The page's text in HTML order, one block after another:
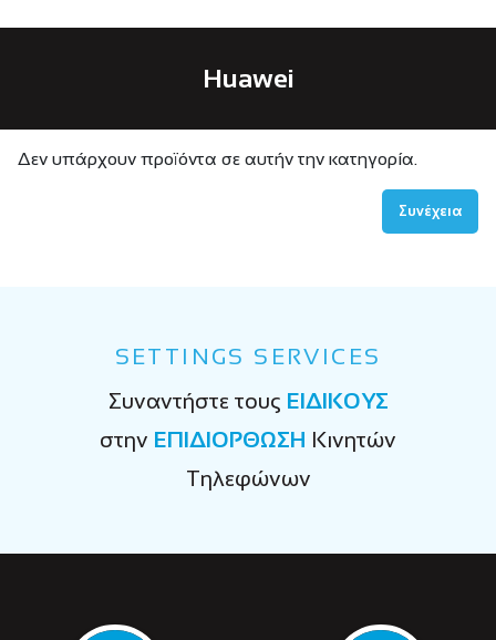
Huawei
Δεν υπάρχουν προϊόντα σε αυτήν την κατηγορία.
Συνέχεια
SETTINGS SERVICES
Συναντήστε τους ΕΙΔΙΚΟΥΣ
στην ΕΠΙΔΙΟΡΘΩΣΗ Κινητών
Τηλεφώνων